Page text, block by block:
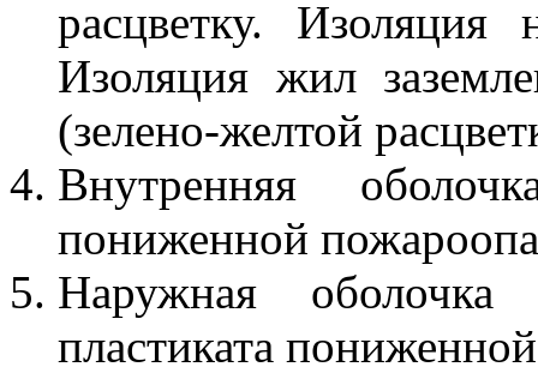
расцветку. Изоляция
Изоляция жил
(зелено-желтой
Внутренняя
пониженной
Наружная
пластиката